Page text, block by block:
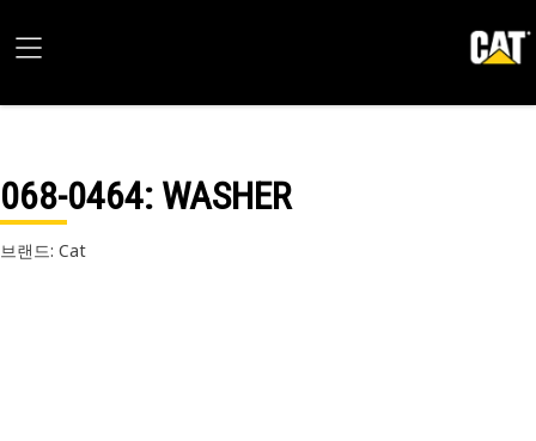
068-0464: WASHER
브랜드: Cat